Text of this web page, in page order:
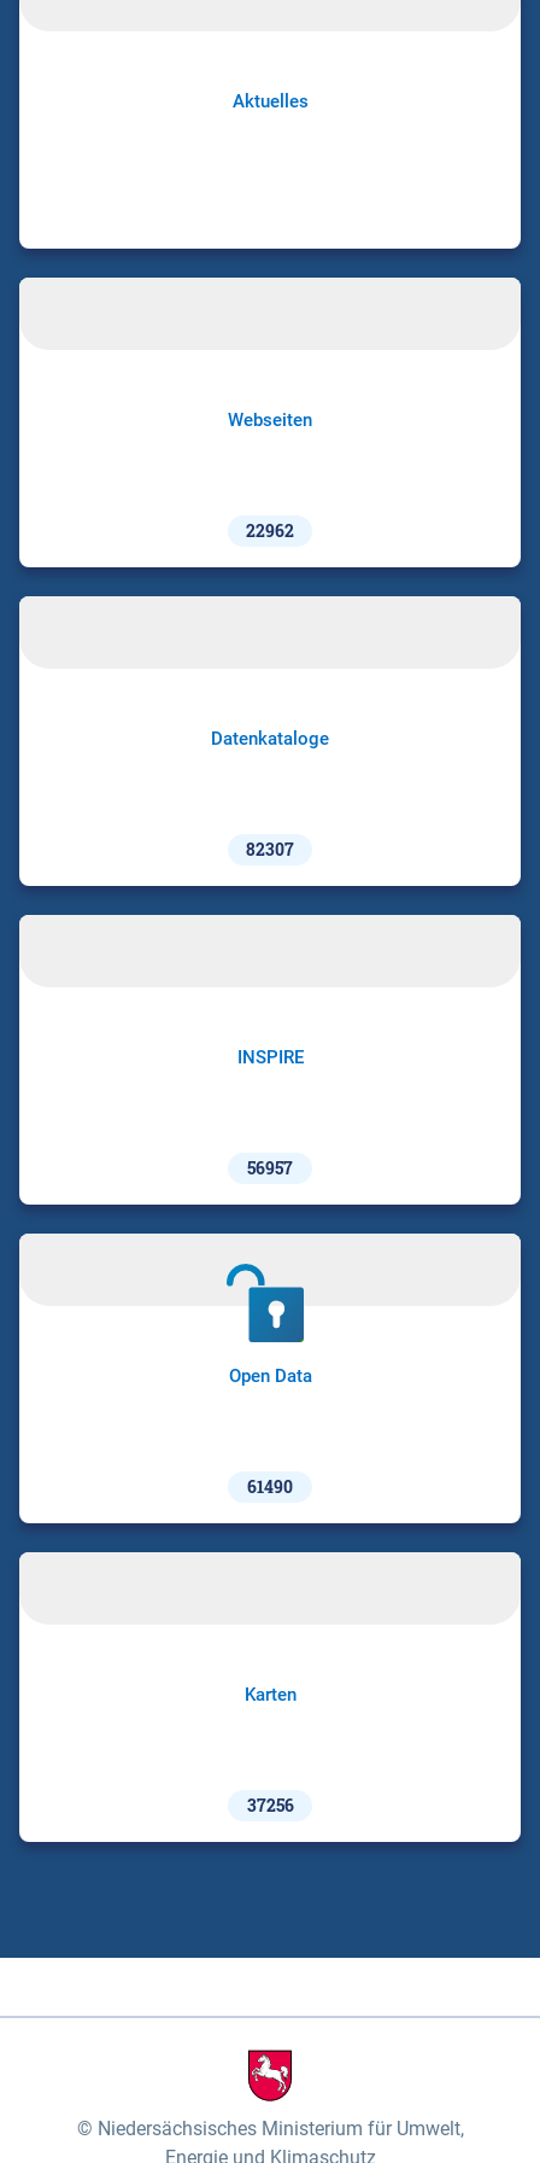
Aktuelles
Webseiten
22962
Datenkataloge
82307
INSPIRE
56957
Open Data
61490
Karten
37256
Niedersächsisches Ministerium für Umwelt,
Energie und Klimaschutz